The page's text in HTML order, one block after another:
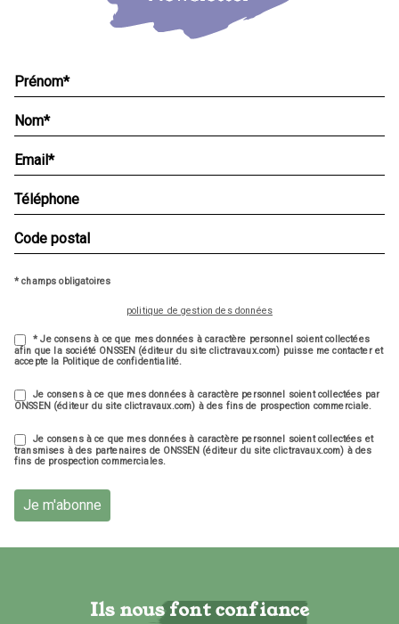
* champs obligatoires
politique de gestion des données
* Je consens à ce que mes données à caractère personnel soient collectées
afin que la société ONSSEN (éditeur du site clictravaux.com) puisse me contacter et
accepte la Politique de confidentialité.
Je consens à ce que mes données à caractère personnel soient collectées par
ONSSEN (éditeur du site clictravaux.com) à des fins de prospection commerciale.
Je consens à ce que mes données à caractère personnel soient collectées et
transmises à des partenaires de ONSSEN (éditeur du site clictravaux.com) à des
fins de prospection commerciales.
Je m'abonne
Ils nous font confiance